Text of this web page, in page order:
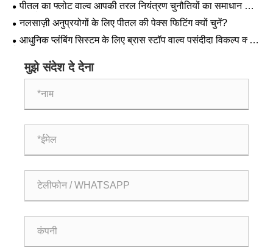
पीतल का फ्लोट वाल्व आपकी तरल नियंत्रण चुनौतियों का समाधान कैसे
नलसाज़ी अनुप्रयोगों के लिए पीतल की पेक्स फिटिंग क्यों चुनें?
आधुनिक प्लंबिंग सिस्टम के लिए ब्रास स्टॉप वाल्व पसंदीदा विकल्प क्यों
मुझे संदेश दे देना